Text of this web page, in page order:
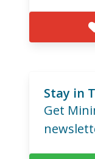
Stay in
Get